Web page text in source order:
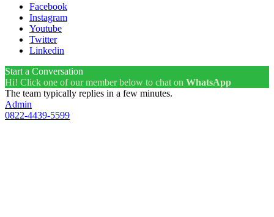
Facebook
Instagram
Youtube
Twitter
Linkedin
Start a Conversation
Hi! Click one of our member below to chat on WhatsApp
The team typically replies in a few minutes.
Admin
0822-4439-5599